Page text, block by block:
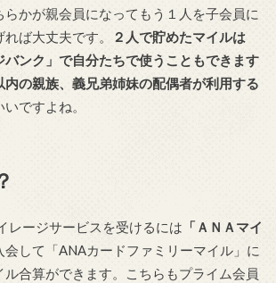
らかが親会員になってもう１人を子会員に
ば大丈夫です。
２人で貯めたマイルは
バンク」で自分たちで使うこともできます
の親族、義兄弟姉妹の配偶者が利用する
ですよね。
レージサービスを受けるには 「ＡＮＡマイ
会して「ANAカードファミリーマイル」に
合算ができます。こちらもプライム会員